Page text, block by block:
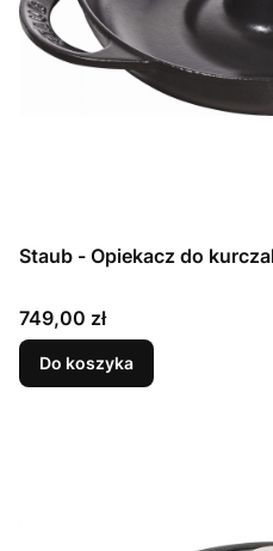
Staub - Opiekacz do
Cena
749,00 zł
Do koszyka